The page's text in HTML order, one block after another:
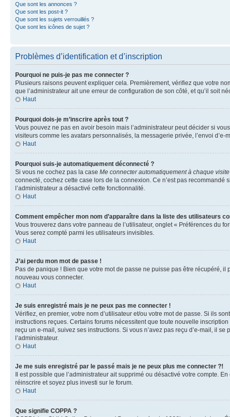
Que sont les annonces ?
Que sont les post-it ?
Que sont les sujets verrouillés ?
Que sont les icônes de sujet ?
Problèmes d’identification et d’inscription
Pourquoi ne puis-je pas me connecter ?
Plusieurs raisons peuvent expliquer cela. Premièrement, vérifiez que votre
que l’administrateur ait une erreur de configuration de son côté, et qu’il soit
Haut
Pourquoi dois-je m’inscrire après tout ?
Vous pouvez ne pas en avoir besoin mais l’administrateur peut décider si
visiteurs comme les avatars personnalisés, la messagerie privée, l’envoi
Haut
Pourquoi suis-je automatiquement déconnecté ?
Si vous ne cochez pas la case Me connecter automatiquement à chaque visite
connecté, cochez cette case lors de la connexion. Ce n’est pas
l’administrateur a désactivé cette fonctionnalité.
Haut
Comment empêcher mon nom d’apparaître dans la liste des utilisateurs
Vous trouverez dans votre panneau de l’utilisateur, onglet « Préférences du
Vous serez compté parmi les utilisateurs invisibles.
Haut
J’ai perdu mon mot de passe !
Pas de panique ! Bien que votre mot de passe ne puisse pas être récupéré,
nouveau vous connecter.
Haut
Je suis enregistré mais je ne peux pas me connecter !
Vérifiez, en premier, votre nom d’utilisateur et/ou votre mot de passe. Si ils
instructions reçues. Certains forums nécessitent que toute nouvelle
reçu un e-mail, suivez ses instructions. Si vous n’avez pas reçu d’e-mail, il
l’administrateur.
Haut
Je me suis enregistré par le passé mais je ne peux plus me connecter ?!
Il est possible que l’administrateur ait supprimé ou désactivé votre compte.
réinscrire et soyez plus investi sur le forum.
Haut
Que signifie COPPA ?